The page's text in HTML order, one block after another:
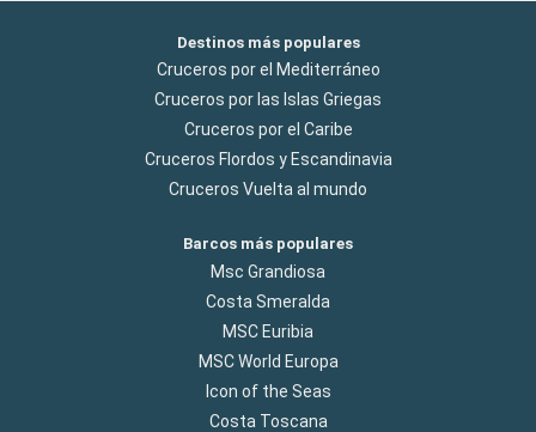
Destinos más populares
Cruceros por el Mediterráneo
Cruceros por las Islas Griegas
Cruceros por el Caribe
Cruceros Flordos y Escandinavia
Cruceros Vuelta al mundo
Barcos más populares
Msc Grandiosa
Costa Smeralda
MSC Euribia
MSC World Europa
Icon of the Seas
Costa Toscana